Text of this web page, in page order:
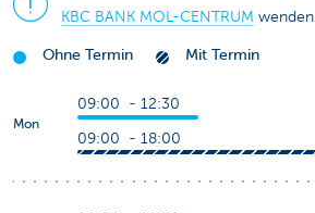
KBC BANK MOL-CENTRUM wenden.
Ohne Termin Mit Termin
Mon
09:00 - 12:30
09:00 - 18:00